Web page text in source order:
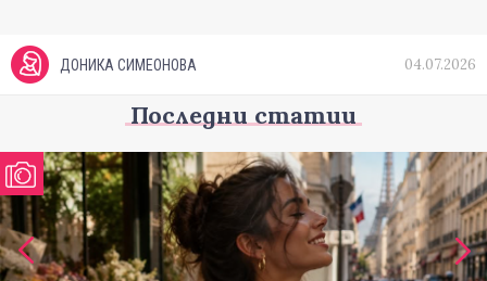
ДОНИКА СИМЕОНОВА 04.07.2026
Последни статии